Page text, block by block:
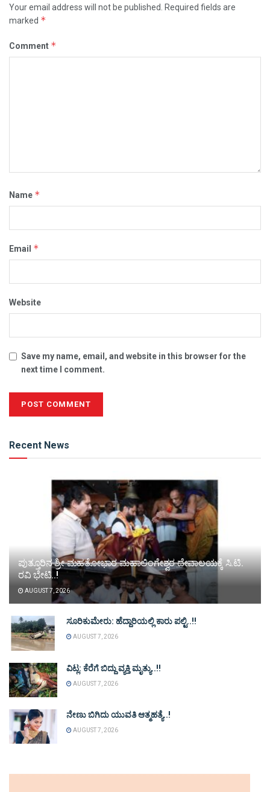
Your email address will not be published. Required fields are
marked *
Comment *
Name *
Email *
Website
Save my name, email, and website in this browser for the
next time I comment.
Recent News
ಪುತ್ತೂರಿನ ಶ್ರೀ ಮಹತೋಭಾರ ಮಹಾಲಿಂಗೇಶ್ವರ ದೇವಾಲಯಕ್ಕೆ ಸಿ.ಟಿ.
ರವಿ ಭೇಟಿ..!
AUGUST 7, 2026
ಸೂರಿಕುಮೇರು: ಹೆದ್ದಾರಿಯಲ್ಲಿ ಕಾರು ಪಲ್ಟಿ..!!
AUGUST 7, 2026
ವಿಟ್ಲ: ಕೆರೆಗೆ ಬಿದ್ದು ವ್ಯಕ್ತಿ ಮೃತ್ಯು..!!
AUGUST 7, 2026
ನೇಣು ಬಿಗಿದು ಯುವತಿ ಆತ್ಮಹತ್ಯೆ..!
AUGUST 7, 2026